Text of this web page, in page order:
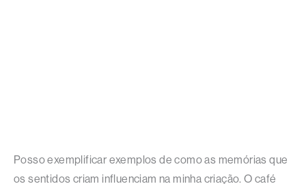
Posso exemplificar exemplos de como as memórias que
os sentidos criam influenciam na minha criação. O café